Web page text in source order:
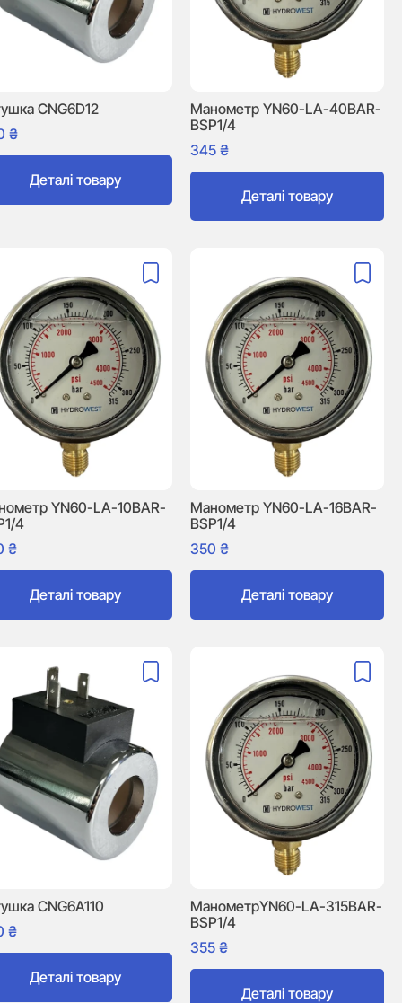
CNG6D12
₴
Деталі товару
Манометр YN60-LA-40BAR-
BSP1/4
345 ₴
Деталі товару
YN60-LA-10BAR-
4
₴
Деталі товару
Манометр YN60-LA-16BAR-
BSP1/4
350 ₴
Деталі товару
CNG6A110
₴
Деталі товару
МанометрYN60-LA-315BAR-
BSP1/4
355 ₴
Деталі товару